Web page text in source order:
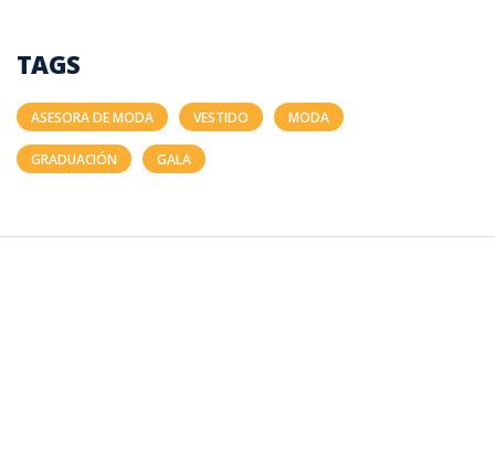
TAGS
ASESORA DE MODA VESTIDO MODA
GRADUACIÓN GALA